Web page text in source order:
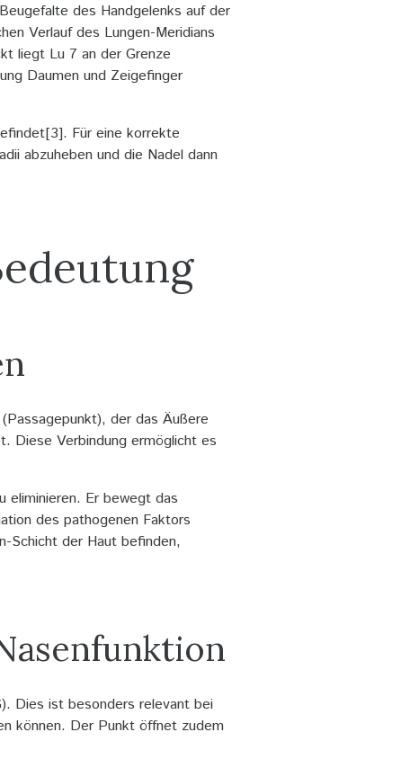
des Handgelenks auf der
Verlauf des Lungen-Meridians
liegt Lu 7 an der Grenze
Daumen und Zeigefinger
Für eine korrekte
abzuheben und die Nadel dann
der das Äußere
Diese Verbindung ermöglicht es
eliminieren. Er bewegt das
des pathogenen Faktors
Schicht der Haut befinden,
Dies ist besonders relevant bei
können. Der Punkt öffnet zudem